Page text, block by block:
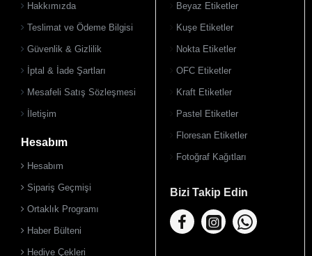
Hakkımızda
Teslimat ve Ödeme Bilgisi
Güvenlik & Gizlilik
İptal & İade Şartları
Mesafeli Satış Sözleşmesi
İletişim
Hesabım
Hesabım
Sipariş Geçmişi
Ortaklık Programı
Haber Bülteni
Hediye Çekleri
Beyaz Etiketler
Kuşe Etiketler
Nokta Etiketler
OFC Etiketler
Kraft Etiketler
Pastel Etiketler
Floresan Etiketler
Fotoğraf Kağıtları
Bizi Takip Edin